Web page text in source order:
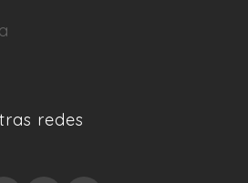
redes